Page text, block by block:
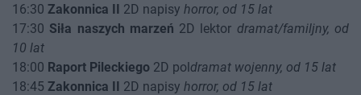
16:30 Zakonnica II 2D napisy horror, od 15 lat
17:30 Siła naszych marzeń 2D lektor dramat/familjny, od
10 lat
18:00 Raport Pileckiego 2D poldramat wojenny, od 15 lat
18:45 Zakonnica II 2D napisy horror, od 15 lat